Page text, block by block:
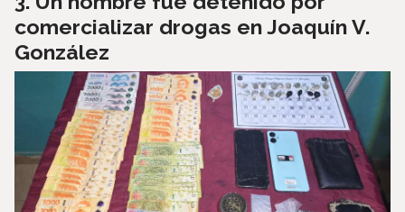
comercializar drogas en Joaquín V.
González